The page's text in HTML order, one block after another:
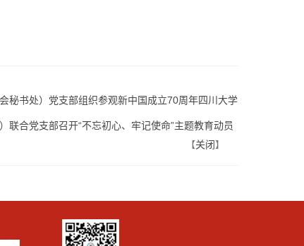
秘书处）党支部组织参观新中国成立70周年四川大学
合党支部召开“不忘初心、牢记使命”主题教育动员
【关闭 】